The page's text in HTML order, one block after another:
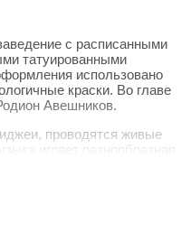
с расписанными
татуированными
использовано
краски. Во главе
Авешников.
проводятся живые
играет разнообразная,